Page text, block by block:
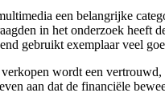
een belangrijke
in het onderzoek heeft
gebruikt exemplaar veel
wordt een
aan dat de financiële